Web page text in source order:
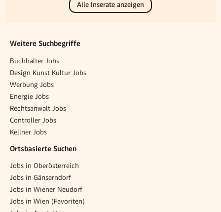
Alle Inserate anzeigen
Weitere Suchbegriffe
Buchhalter Jobs
Design Kunst Kultur Jobs
Werbung Jobs
Energie Jobs
Rechtsanwalt Jobs
Controller Jobs
Kellner Jobs
Ortsbasierte Suchen
Jobs in Oberösterreich
Jobs in Gänserndorf
Jobs in Wiener Neudorf
Jobs in Wien (Favoriten)